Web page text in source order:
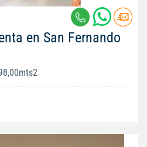
en San Fernando